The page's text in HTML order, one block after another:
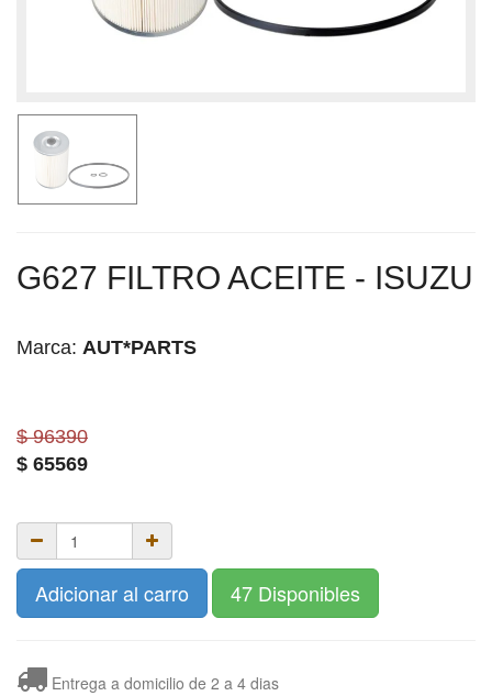
G627 FILTRO ACEITE - ISUZU
Marca: AUT*PARTS
$ 96390
$ 65569
Adicionar al carro 47 Disponibles
Entrega a domicilio de 2 a 4 dias